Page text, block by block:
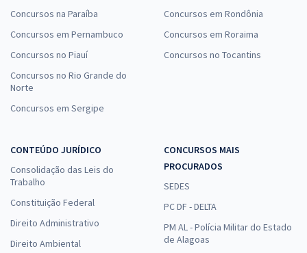
Concursos na Paraíba
Concursos em Pernambuco
Concursos no Piauí
Concursos no Rio Grande do
Norte
Concursos em Sergipe
Concursos em Rondônia
Concursos em Roraima
Concursos no Tocantins
CONTEÚDO JURÍDICO
Consolidação das Leis do
Trabalho
Constituição Federal
Direito Administrativo
Direito Ambiental
CONCURSOS MAIS
PROCURADOS
SEDES
PC DF - DELTA
PM AL - Polícia Militar do Estado
de Alagoas